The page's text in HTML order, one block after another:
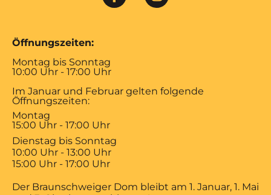
Öffnungszeiten:
Montag bis Sonntag
10:00 Uhr - 17:00 Uhr
Im Januar und Februar gelten folgende
Öffnungszeiten:
Montag
15:00 Uhr - 17:00 Uhr
Dienstag bis Sonntag
10:00 Uhr - 13:00 Uhr
15:00 Uhr - 17:00 Uhr
Der Braunschweiger Dom bleibt am 1. Januar, 1. Mai